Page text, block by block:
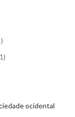
1
ocidental